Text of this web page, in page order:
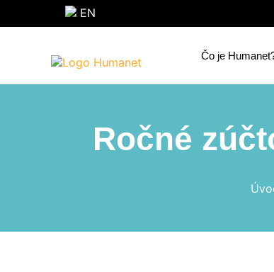
EN
Čo je
Ročné